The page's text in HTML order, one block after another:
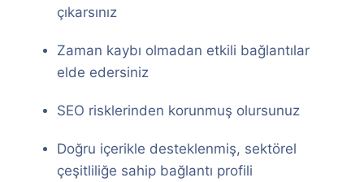
çıkarsınız
Zaman kaybı olmadan etkili bağlantılar
elde edersiniz
SEO risklerinden korunmuş olursunuz
Doğru içerikle desteklenmiş, sektörel
çeşitliliğe sahip bağlantı profili